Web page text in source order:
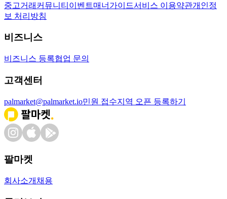
중고거래 커뮤니티 이벤트매너가이드서비스 이용약관개인정
보 처리방침
비즈니스
비즈니스 등록협업 문의
고객센터
palmarket@palmarket.io민원 접수지역 오픈 등록하기
팔마켓
회사소개 채용